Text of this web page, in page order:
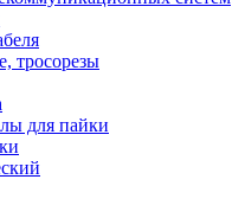
тросорезы
для пайки